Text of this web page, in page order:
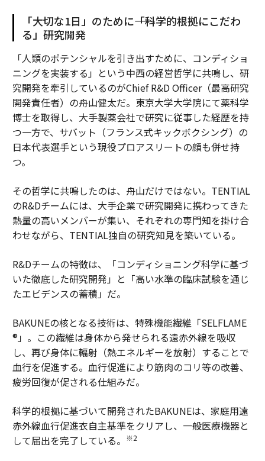
「大切な1日」のために――「科学的根拠にこだわ
る」研究開発
「人類のポテンシャルを引き出すために、コンディショ
ニングを実装する」という中西の経営哲学に共鳴し、研
究開発を牽引しているのがChief R&D Officer（最高研究
開発責任者）の舟山健太だ。東京大学大学院にて薬科学
博士を取得し、大手製薬会社で研究に従事した経歴を持
つ一方で、サバット（フランス式キックボクシング）の
日本代表選手という現役プロアスリートの顔も併せ持
つ。
その哲学に共鳴したのは、舟山だけではない。TENTIAL
のR&Dチームには、大手企業で研究開発に携わってきた
熱量の高いメンバーが集い、それぞれの専門知を掛け合
わせながら、TENTIAL独自の研究知見を築いている。
R&Dチームの特徴は、「コンディショニング科学に基づ
いた徹底した研究開発」と「高い水準の臨床試験を通じ
たエビデンスの蓄積」だ。
BAKUNEの核となる技術は、特殊機能繊維「SELFLAME
®」。この繊維は身体から発せられる遠赤外線を吸収
し、再び身体に輻射（熱エネルギーを放射）することで
血行を促進する。血行促進により筋肉のコリ等の改善、
疲労回復が促される仕組みだ。
科学的根拠に基づいて開発されたBAKUNEは、家庭用遠
赤外線血行促進衣自主基準をクリアし、一般医療機器と
して届出を完了している。
※2